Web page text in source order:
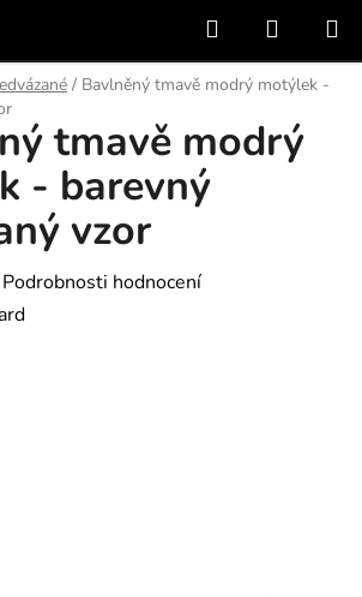
Hledat
KOŠÍK
/ Bavlněný tmavě modrý motýlek -
tmavě modrý
- barevný
vzor
Podrobnosti hodnocení